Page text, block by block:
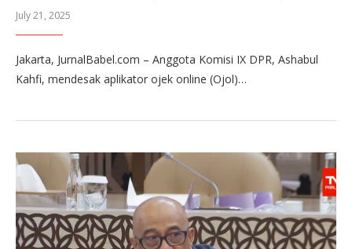
July 21, 2025
Jakarta, JurnalBabel.com – Anggota Komisi IX DPR, Ashabul
Kahfi, mendesak aplikator ojek online (Ojol)…